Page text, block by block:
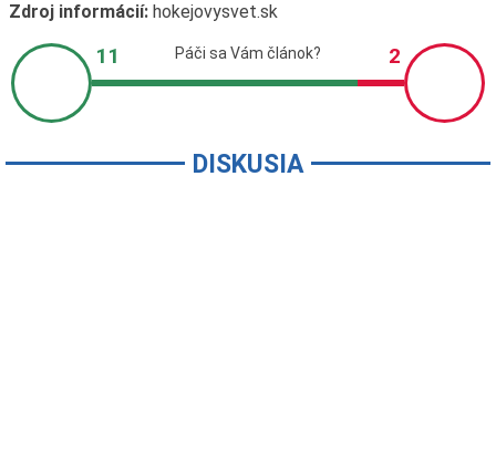
Zdroj informácií:hokejovysvet.sk
DISKUSIA